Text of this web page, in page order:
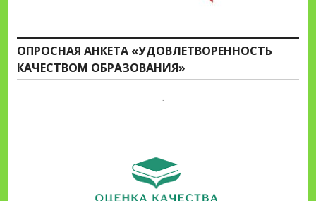
ОПРОСНАЯ АНКЕТА «УДОВЛЕТВОРЕННОСТЬ
КАЧЕСТВОМ ОБРАЗОВАНИЯ»